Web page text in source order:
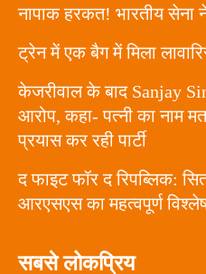
नापाक हरकत! भारतीय सेना
ट्रेन में एक बैग में मिला
केजरीवाल के बाद Sanjay
आरोप, कहा- पत्नी का नाम
प्रयास कर रही पार्टी
द फाइट फॉर द रिपब्लिक:
आरएसएस का महत्वपूर्ण
सबसे लोकप्रिय